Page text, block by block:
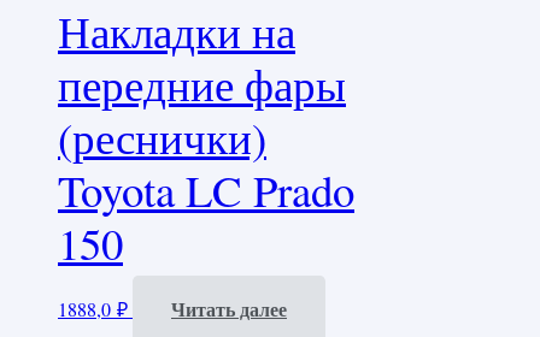
Накладки на
передние фары
(реснички)
Toyota LC Prado
150
1888,0 ₽ Читать далее